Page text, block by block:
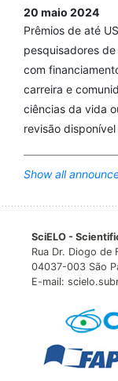
20 maio 2024
Prêmios de até
pesquisadores
com
carreira e
ciências da vida
revisão
Show all
SciELO -
Rua Dr. Diogo de
04037-003 São
E-mail: